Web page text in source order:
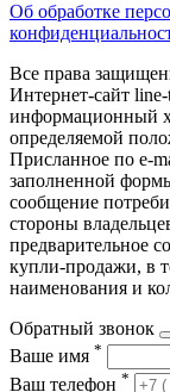
Об обработке
Все права
Интернет-сайт
информационный
определяемой
Присланное по e-
заполненной
сообщение
стороны
предварительное
купли-продажи, в
наименования и
Обратный звонок
Ваше имя *
Ваш телефон *